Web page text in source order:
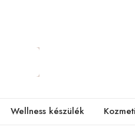
Wellness készülék